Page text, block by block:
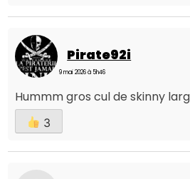
Pirate92i
9 mai 2026 à 5h46
Hummm gros cul de skinny
3